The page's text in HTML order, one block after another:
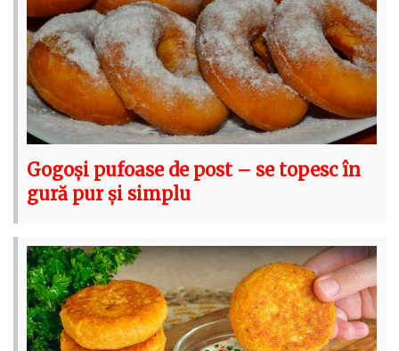
Gogoși pufoase de post – se topesc în
gură pur și simplu